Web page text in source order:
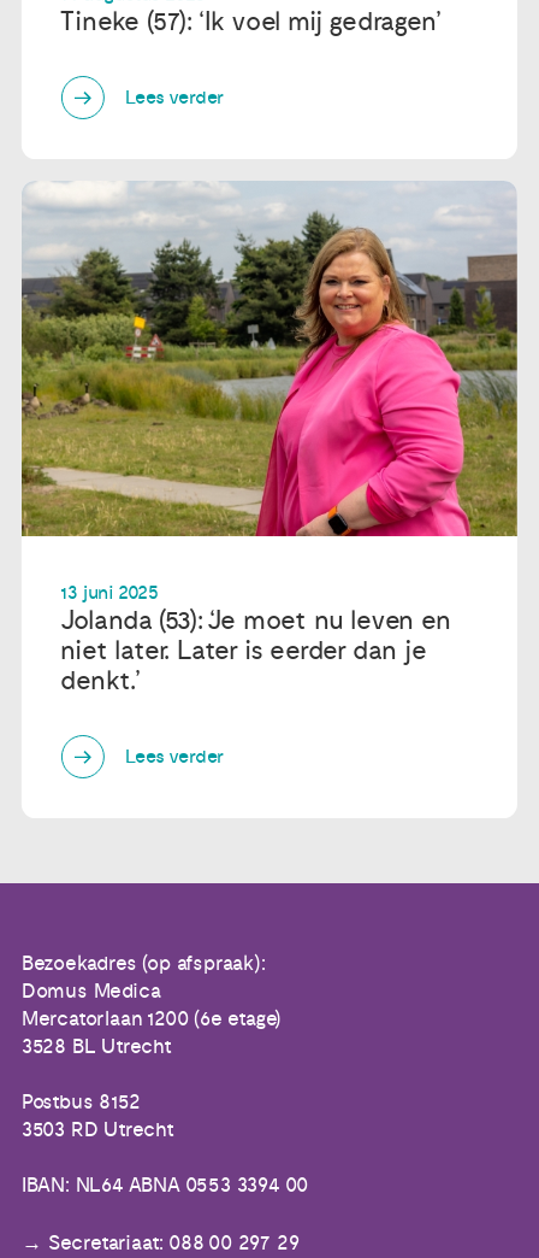
Tineke (57): ‘Ik voel mij gedragen’
Lees verder
13 juni 2025
Jolanda (53): ‘Je moet nu leven en
niet later. Later is eerder dan je
denkt.’
Lees verder
Bezoekadres (op afspraak):
Domus Medica
Mercatorlaan 1200 (6e etage)
3528 BL Utrecht
Postbus 8152
3503 RD Utrecht
IBAN: NL64 ABNA 0553 3394 00
Secretariaat: 088 00 297 29